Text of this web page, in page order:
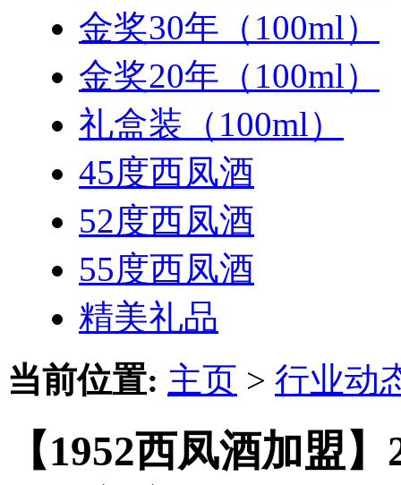
金奖30年（100ml）
金奖20年（100ml）
礼盒装（100ml）
45度西凤酒
52度西凤酒
55度西凤酒
精美礼品
当前位置: 主页 > 行业动
【1952西凤酒加盟